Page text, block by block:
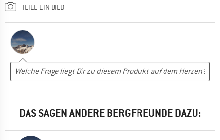
TEILE EIN BILD
DAS SAGEN ANDERE BERGFREUNDE DAZU: